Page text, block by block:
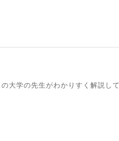
大学の先生がわかりすく解説して